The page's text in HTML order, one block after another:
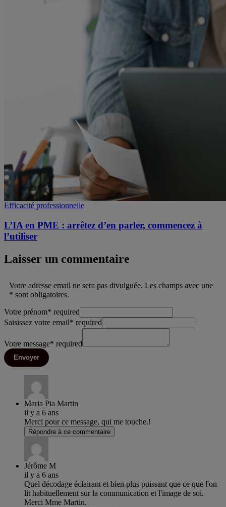
Efficacité professionnelle
L’IA en PME : arrêtez d’en parler, commencez à
l’utiliser
Laisser un commentaire
Votre adresse email ne sera pas divulguée. Les champs avec une
* sont obligatoires.
Votre prénom* required
Saisissez votre email* required
Votre message* required
Envoyer
Maria Pia Martin
il y a 6 ans
Merci pour ce message, qui me touche.!
Répondre à ce commentaire
Jérôme M
il y a 6 ans
Quel décodage éclairant et bien plus puissant que ce que l'on
lit habituellement sur la communication et l'image de soi.
Merci Mme Martin.